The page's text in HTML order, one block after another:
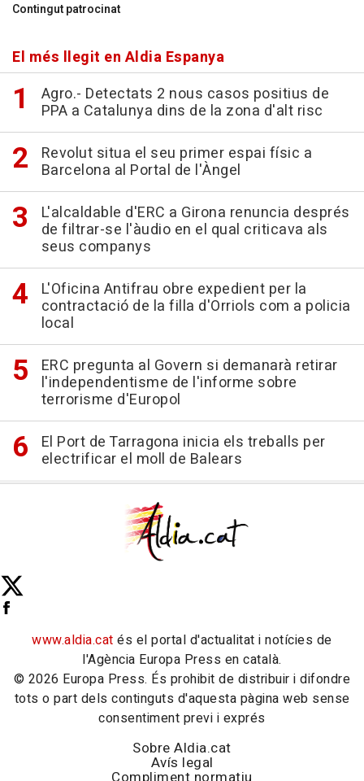
Contingut patrocinat
El més llegit en Aldia Espanya
Agro.- Detectats 2 nous casos positius de
PPA a Catalunya dins de la zona d'alt risc
Revolut situa el seu primer espai físic a
Barcelona al Portal de l'Àngel
L'alcaldable d'ERC a Girona renuncia després
de filtrar-se l'àudio en el qual criticava als
seus companys
L'Oficina Antifrau obre expedient per la
contractació de la filla d'Orriols com a policia
local
ERC pregunta al Govern si demanarà retirar
l'independentisme de l'informe sobre
terrorisme d'Europol
El Port de Tarragona inicia els treballs per
electrificar el moll de Balears
www.aldia.cat és el portal d'actualitat i notícies de
l'Agència Europa Press en català.
© 2026 Europa Press. És prohibit de distribuir i difondre
tots o part dels continguts d'aquesta pàgina web sense
consentiment previ i exprés
Sobre Aldia.cat
Avís legal